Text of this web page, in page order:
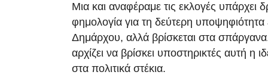
Μια και αναφέραμε τις εκλογές υπάρχει
φημολογία για τη δεύτερη υποψηφιότητα
Δημάρχου, αλλά βρίσκεται στα σπάργανα.
αρχίζει να βρίσκει υποστηρικτές αυτή η
στα πολιτικά στέκια.